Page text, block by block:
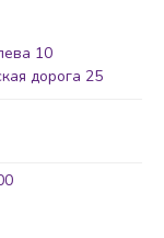
10
дорога 25